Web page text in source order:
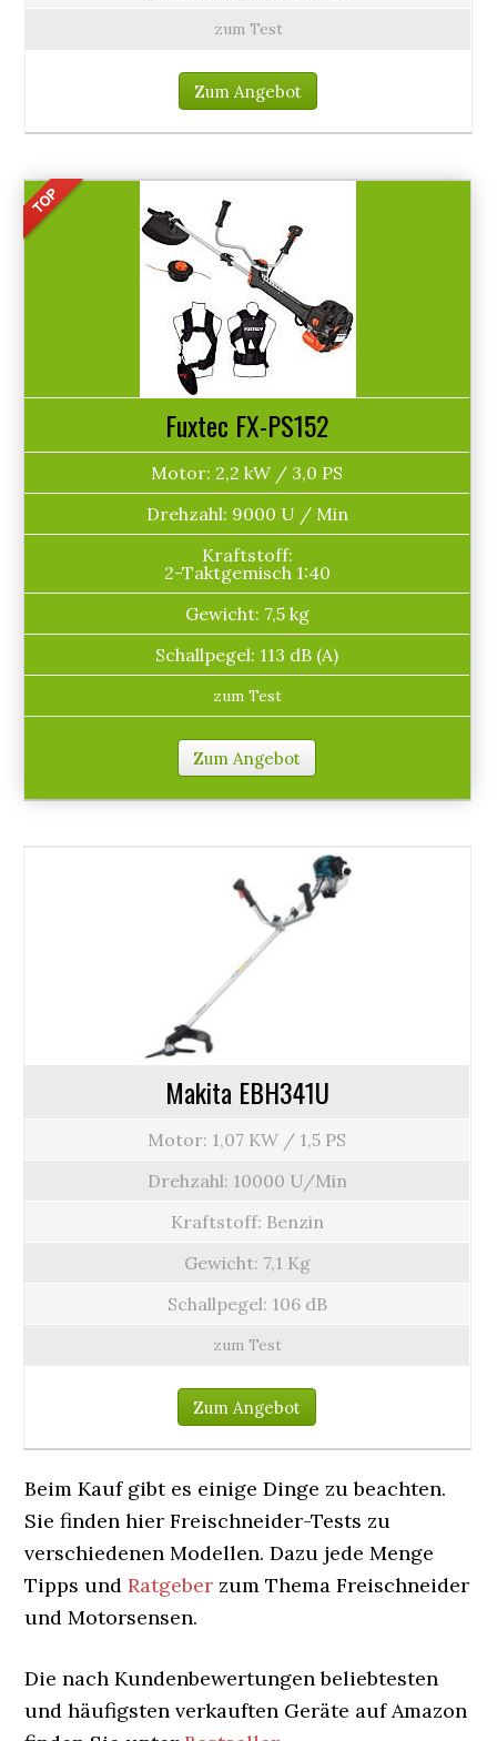
zum Test
Zum Angebot
Fuxtec FX-PS152
Motor: 2,2 kW / 3,0 PS
Drehzahl: 9000 U / Min
Kraftstoff:
2-Taktgemisch 1:40
Gewicht: 7,5 kg
Schallpegel: 113 dB (A)
zum Test
Zum Angebot
Makita EBH341U
Motor: 1,07 KW / 1,5 PS
Drehzahl: 10000 U/Min
Kraftstoff: Benzin
Gewicht: 7,1 Kg
Schallpegel: 106 dB
zum Test
Zum Angebot
Beim Kauf gibt es einige Dinge zu beachten.
Sie finden hier Freischneider-Tests zu
verschiedenen Modellen. Dazu jede Menge
Tipps undRatgeber zum Thema Freischneider
und Motorsensen.
Die nach Kundenbewertungen beliebtesten
und häufigsten verkauften Geräte auf Amazon